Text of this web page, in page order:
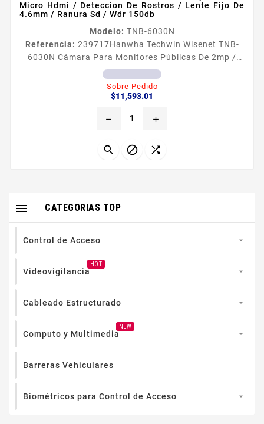
Micro Hdmi / Deteccion De Rostros / Lente Fijo De
4.6mm / Ranura Sd / Wdr 150db
Modelo: TNB-6030N
Referencia: 239717Hanwha Techwin Wisenet TNB-
6030N Cámara Para Monitores Públicas De 2mp /
Salida Micro Hdmi / Deteccion De Rostros / Lente Fijo
De 4.6mm / Ranura Sd / Wdr 150db H265 WiseStream
II Mediante WiseStream II la tecnologiacutea de
la serie Wisenet X reduce el almacenamiento de datos
tecnologiacutea H264...
Sobre Pedido
$11,593.01
remove add
  
CATEGORIAS TOP

Control de Acceso 
Videovigilancia
HOT

Cableado Estructurado 
Computo y Multimedia
NEW

Barreras Vehiculares
Biométricos para Control de Acceso 